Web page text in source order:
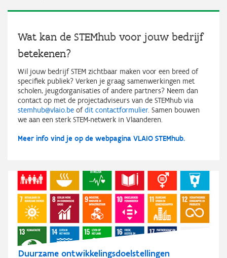
Wat kan de STEMhub voor jouw bedrijf
betekenen?
Wil jouw bedrijf STEM zichtbaar maken voor een breed of
specifiek publiek? Verken je graag samenwerkingen met
scholen, jeugdorganisaties of andere partners? Neem dan
contact op met de projectadviseurs van de STEMhub via
stemhub@vlaio.be ofdit contactformulier. Samen bouwen
we aan een sterk STEM-netwerk in Vlaanderen.
Meer info vind je op de webpagina VLAIO STEMhub.
Duurzame ontwikkelingsdoelstellingen